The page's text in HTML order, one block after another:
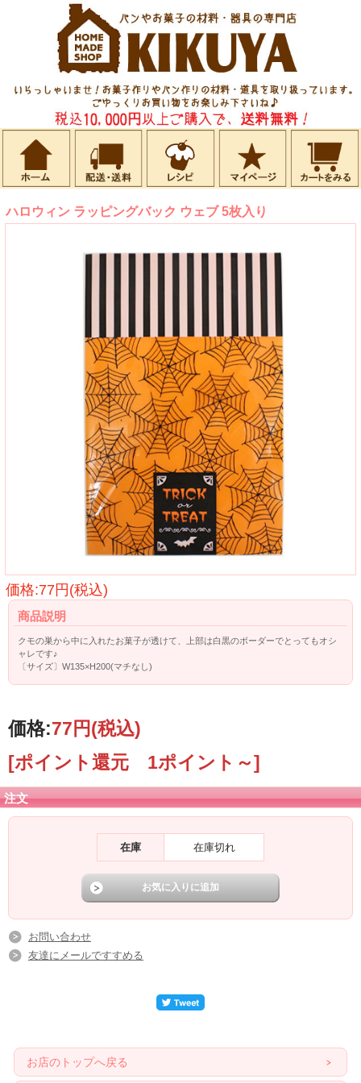
ハロウィン ラッピングバック ウェブ 5枚入り
価格:77円(税込)
商品説明
クモの巣から中に入れたお菓子が透けて、上部は白黒のボーダーでとってもオシ
ャレです♪
〔サイズ〕W135×H200(マチなし)
価格:77円(税込)
[ポイント還元 1ポイント～]
注文
在庫 在庫切れ
お問い合わせ
友達にメールですすめる
お店のトップへ戻る